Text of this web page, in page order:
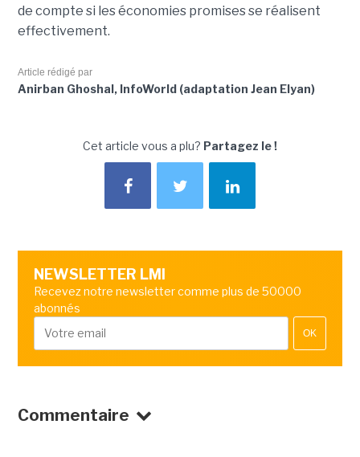
de compte si les économies promises se réalisent
effectivement.
Article rédigé par
Anirban Ghoshal, InfoWorld (adaptation Jean Elyan)
Cet article vous a plu? Partagez le !
NEWSLETTER LMI
Recevez notre newsletter comme plus de 50000
abonnés
OK
Commentaire